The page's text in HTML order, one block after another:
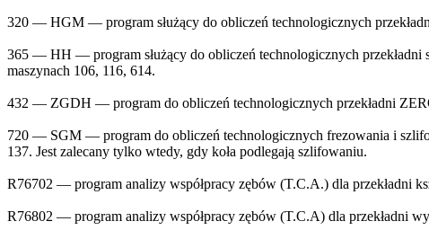
320 — HGM — program służący do obliczeń technologicznych
365 — HH — program służący do obliczeń technologicznych
maszynach 106, 116, 614.
432 — ZGDH — program do obliczeń technologicznych przekładni
720 — SGM — program do obliczeń technologicznych frezowania i
137. Jest zalecany tylko wtedy, gdy koła podlegają szlifowaniu.
R76702 — program analizy współpracy zębów (T.C.A.) dla przekładni
R76802 — program analizy współpracy zębów (T.C.A) dla przekładni